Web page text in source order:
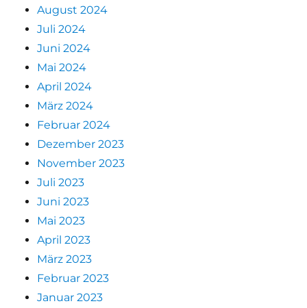
August 2024
Juli 2024
Juni 2024
Mai 2024
April 2024
März 2024
Februar 2024
Dezember 2023
November 2023
Juli 2023
Juni 2023
Mai 2023
April 2023
März 2023
Februar 2023
Januar 2023